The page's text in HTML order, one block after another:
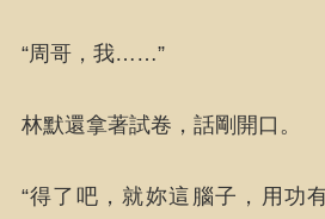
“周哥，我……”
林默還拿著試卷，話剛開口。
“得了吧，就妳這腦子，用功